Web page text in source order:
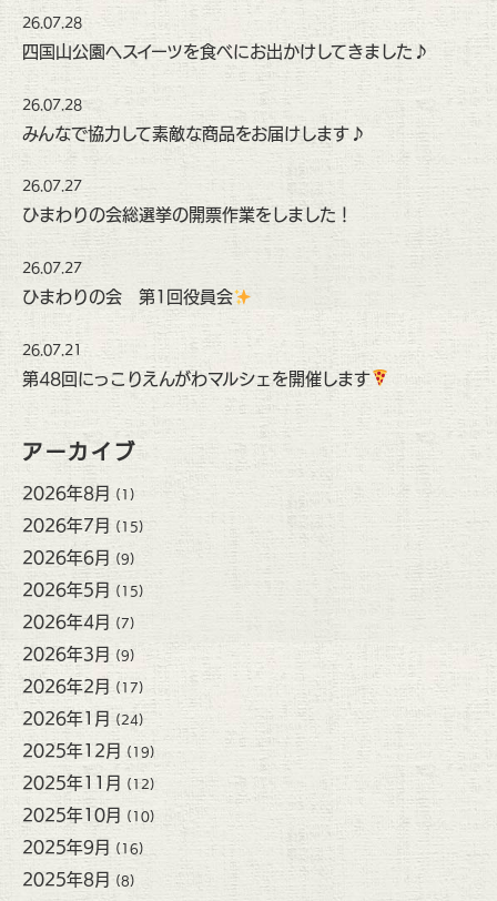
26.07.28
四国山公園へスイーツを食べにお出かけしてきました♪
26.07.28
みんなで協力して素敵な商品をお届けします♪
26.07.27
ひまわりの会総選挙の開票作業をしました！
26.07.27
ひまわりの会 第1回役員会
26.07.21
第48回にっこりえんがわマルシェを開催します
アーカイブ
2026年8月 (1)
2026年7月 (15)
2026年6月 (9)
2026年5月 (15)
2026年4月 (7)
2026年3月 (9)
2026年2月 (17)
2026年1月 (24)
2025年12月 (19)
2025年11月 (12)
2025年10月 (10)
2025年9月 (16)
2025年8月 (8)